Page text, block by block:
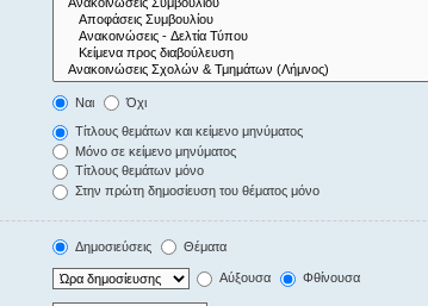
Ναι Όχι
Τίτλους θεμάτων και κείμενο μηνύματος
Μόνο σε κείμενο μηνύματος
Τίτλους θεμάτων μόνο
Στην πρώτη δημοσίευση του θέματος μόνο
Δημοσιεύσεις Θέματα
Αύξουσα Φθίνουσα